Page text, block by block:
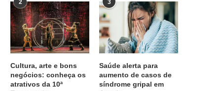
2
Cultura, arte e bons
negócios: conheça os
atrativos da 10ª
3
Saúde alerta para
aumento de casos de
síndrome gripal em